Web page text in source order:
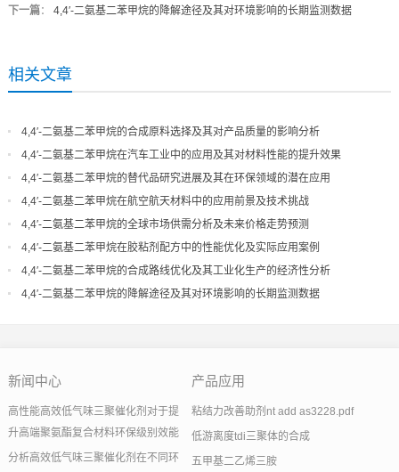
下一篇： 4,4′-二氨基二苯甲烷的降解途径及其对环境影响的长期监测数据
相关文章
4,4′-二氨基二苯甲烷的合成原料选择及其对产品质量的影响分析
4,4′-二氨基二苯甲烷在汽车工业中的应用及其对材料性能的提升效果
4,4′-二氨基二苯甲烷的替代品研究进展及其在环保领域的潜在应用
4,4′-二氨基二苯甲烷在航空航天材料中的应用前景及技术挑战
4,4′-二氨基二苯甲烷的全球市场供需分析及未来价格走势预测
4,4′-二氨基二苯甲烷在胶粘剂配方中的性能优化及实际应用案例
4,4′-二氨基二苯甲烷的合成路线优化及其工业化生产的经济性分析
4,4′-二氨基二苯甲烷的降解途径及其对环境影响的长期监测数据
新闻中心
高性能高效低气味三聚催化剂对于提
升高端聚氨酯复合材料环保级别效能
分析高效低气味三聚催化剂在不同环
产品应用
粘结力改善助剂nt add as3228.pdf
低游离度tdi三聚体的合成
五甲基二乙烯三胺